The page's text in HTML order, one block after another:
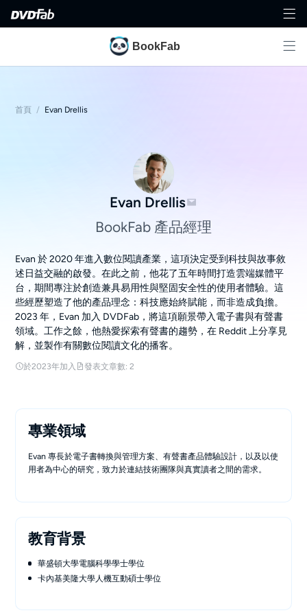
BookFab
首頁 / Evan Drellis
Evan Drellis
BookFab 產品經理
Evan 於 2020 年進入數位閱讀產業，這項決定受到科技與故事敘
述日益交融的啟發。在此之前，他花了五年時間打造雲端媒體平
台，期間專注於創造兼具易用性與堅固安全性的使用者體驗。這
些經歷塑造了他的產品理念：科技應始終賦能，而非造成負擔。
2023 年，Evan 加入 DVDFab，將這項願景帶入電子書與有聲書
領域。工作之餘，他熱愛探索有聲書的趨勢，在 Reddit 上分享見
解，並製作有關數位閱讀文化的播客。
於2023年加入 發表文章數: 2
專業領域
Evan 專長於電子書轉換與管理方案、有聲書產品體驗設計，以及以使
用者為中心的研究，致力於連結技術團隊與真實讀者之間的需求。
教育背景
華盛頓大學電腦科學學士學位
卡內基美隆大學人機互動碩士學位